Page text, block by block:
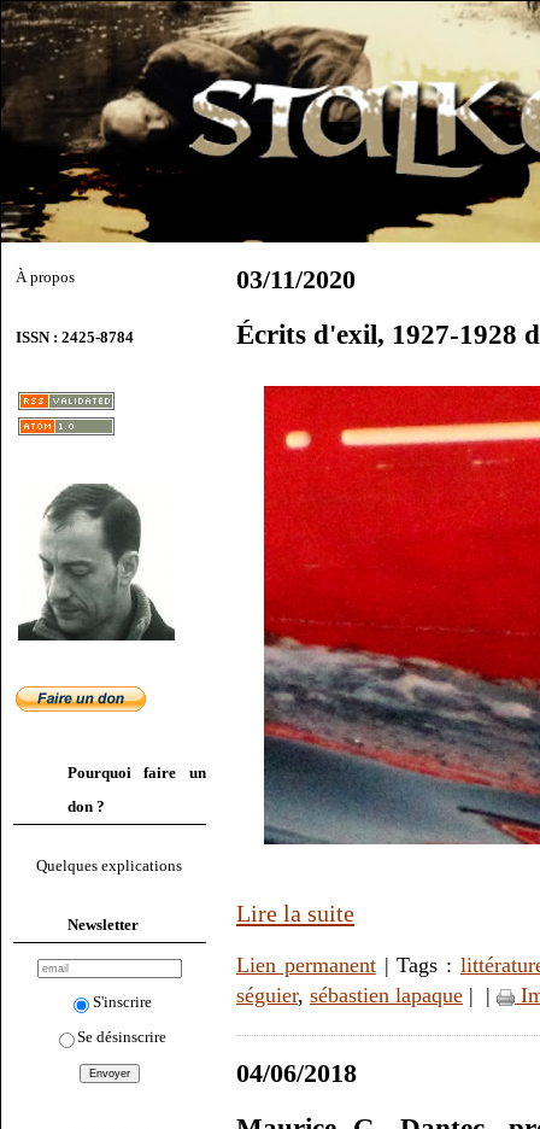
À propos
ISSN : 2425-8784
Pourquoi faire un
don ?
Quelques explications
Newsletter
S'inscrire
Se désinscrire
03/11/2020
Écrits d'exil, 1927-1928
Lire la suite
Lien permanent| Tags :
séguier, sébastien lapaque | |
04/06/2018